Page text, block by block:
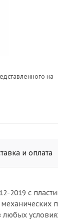
на
и оплата
2019 с